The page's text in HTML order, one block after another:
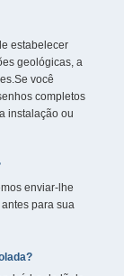
estabelecer
geológicas, a
você
completos
instalação ou
enviar-lhe
para sua